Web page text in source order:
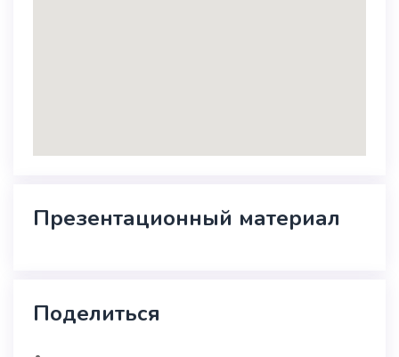
Презентационный материал
Поделиться